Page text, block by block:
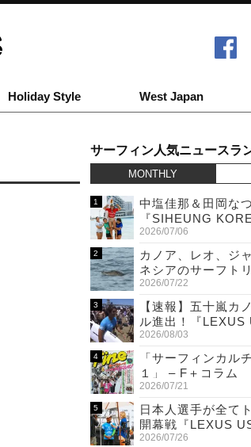
Holiday Style West Japan
サーフィン人気ニュースラ
MONTHLY
中塩佳那＆田岡な
『SIHEUNG
6,000 & LQS』
2026/07/06
カノア、レオ、ジ
ネシアのサーフト
ワニと遭遇！
2026/07/22
【速報】五十嵐カ
ル進出！『
SURFING』
2026/08/03
「サーフィンカル
１」 – F＋コラム
2026/07/21
日本人選手が全て
開幕戦『LEXUS
SURFING』初日
2026/07/26